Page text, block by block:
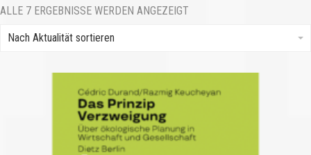
ALLE 7 ERGEBNISSE WERDEN ANGEZEIGT
Nach Aktualität sortieren